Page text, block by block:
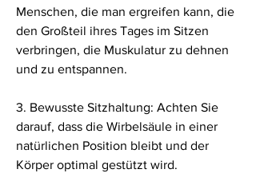
Menschen, die man ergreifen kann, die
den Großteil ihres Tages im Sitzen
verbringen, die Muskulatur zu dehnen
und zu entspannen.
3. Bewusste Sitzhaltung: Achten Sie
darauf, dass die Wirbelsäule in einer
natürlichen Position bleibt und der
Körper optimal gestützt wird.